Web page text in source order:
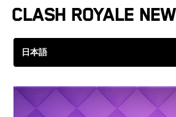
Clash Royale